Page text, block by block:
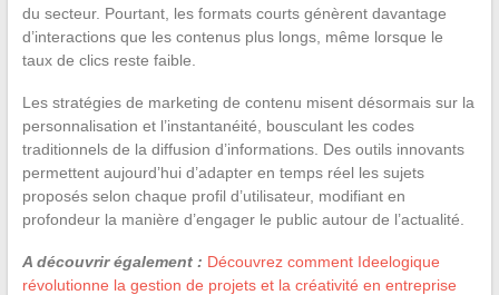
du secteur. Pourtant, les formats courts génèrent davantage
d’interactions que les contenus plus longs, même lorsque le
taux de clics reste faible.
Les stratégies de marketing de contenu misent désormais sur la
personnalisation et l’instantanéité, bousculant les codes
traditionnels de la diffusion d’informations. Des outils innovants
permettent aujourd’hui d’adapter en temps réel les sujets
proposés selon chaque profil d’utilisateur, modifiant en
profondeur la manière d’engager le public autour de l’actualité.
A découvrir également : Découvrez comment Ideelogique
révolutionne la gestion de projets et la créativité en entreprise